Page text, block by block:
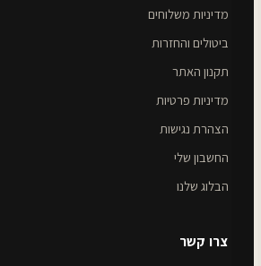
מדיניות משלוחים
ביטולים והחזרות
תקנון האתר
מדיניות פרטיות
הצהרת נגישות
החשבון שלי
הבלוג שלנו
צרו קשר